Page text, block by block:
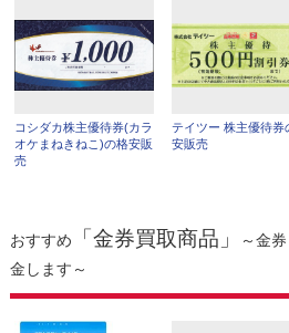
コシダカ株主優待券(カラ
オケまねきねこ)の格安販
売
テイツー 株主優待券
安販売
おすすめ 「金券買取商品」
～金
金します～